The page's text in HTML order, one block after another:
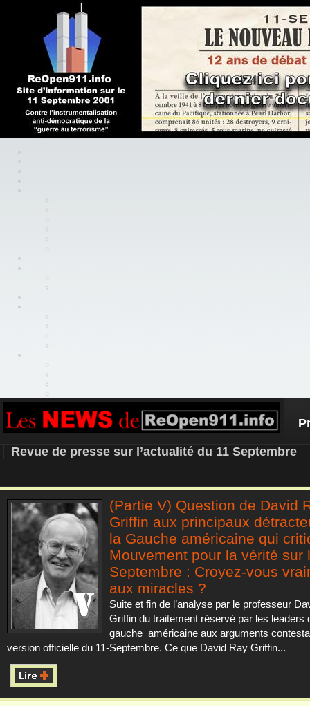
REOPEN911 – NEWS
Revue de presse sur l’actualité du 11 Septembre
(Partie V) Question de David
Griffin aux principaux
la Gauche américaine qui
Mouvement pour la vérité sur
Septembre : Croyez-vous
aux miracles ?
Suite et fin de l’analyse par le professeur
Griffin du traitement réservé par les leaders
gauche américaine aux arguments
version officielle du 11-Septembre. Ce que David Ray Griffin...